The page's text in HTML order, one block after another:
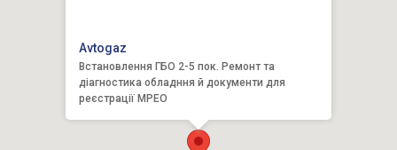
Avtogaz
Встановлення ГБО 2-5 пок. Ремонт та
діагностика обладння й документи для
реєстрації МРЕО